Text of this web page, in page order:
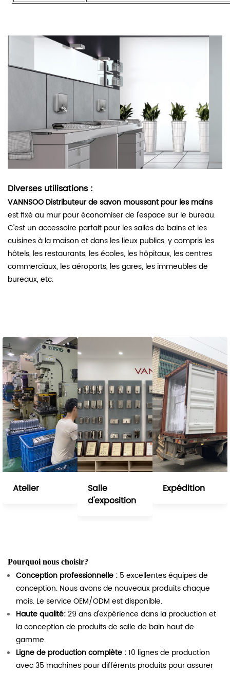
Diverses utilisations :
VANNSOO Distributeur de savon moussant pour les mains
est fixé au mur pour économiser de l'espace sur le bureau.
C'est un accessoire parfait pour les salles de bains et les
cuisines à la maison et dans les lieux publics, y compris les
hôtels, les restaurants, les écoles, les hôpitaux, les centres
commerciaux, les aéroports, les gares, les immeubles de
bureaux, etc.
Atelier
Salle
d'exposition
Expédition
Pourquoi nous choisir?
Conception professionnelle : 5 excellentes équipes de
conception. Nous avons de nouveaux produits chaque
mois. Le service OEM/ODM est disponible.
Haute qualité:29 ans d'expérience dans la production et
la conception de produits de salle de bain haut de
gamme.
Ligne de production complète :10 lignes de production
avec 35 machines pour différents produits pour assurer